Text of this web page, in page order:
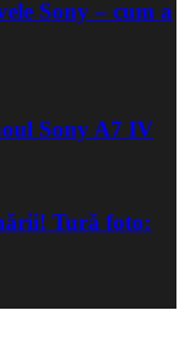
Sony – cum a
Sony A7 IV
Tură foto: